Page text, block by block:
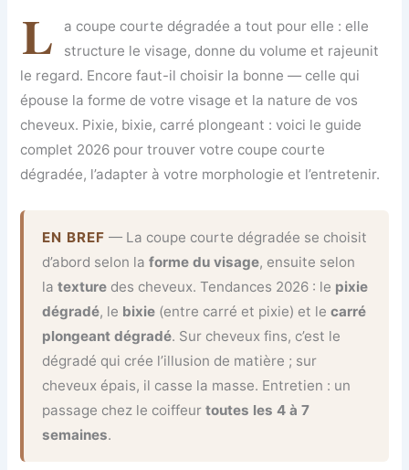
L
a coupe courte dégradée a tout pour elle : elle
structure le visage, donne du volume et rajeunit
le regard. Encore faut-il choisir la bonne — celle qui
épouse la forme de votre visage et la nature de vos
cheveux. Pixie, bixie, carré plongeant : voici le guide
complet 2026 pour trouver votre coupe courte
dégradée, l’adapter à votre morphologie et l’entretenir.
EN BREF — La coupe courte dégradée se choisit
d’abord selon laforme du visage, ensuite selon
latexture des cheveux. Tendances 2026 : le pixie
dégradé, le bixie (entre carré et pixie) et lecarré
plongeant dégradé. Sur cheveux fins, c’est le
dégradé qui crée l’illusion de matière ; sur
cheveux épais, il casse la masse. Entretien : un
passage chez le coiffeurtoutes les 4 à 7
semaines.